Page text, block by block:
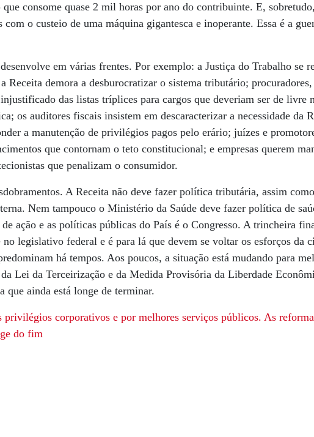
consome quase 2 mil horas por ano do contribuinte. E,
com o custeio de uma máquina gigantesca e inoperante. Essa é a
em várias frentes. Por exemplo: a Justiça do Trabalho se
Receita demora a desburocratizar o sistema tributário;
das listas tríplices para cargos que deveriam ser de livre
os auditores fiscais insistem em descaracterizar a necessidade da
a manutenção de privilégios pagos pelo erário; juízes e
que contornam o teto constitucional; e empresas querem
que penalizam o consumidor.
A Receita não deve fazer política tributária, assim
Nem tampouco o Ministério da Saúde deve fazer política de
ação e as políticas públicas do País é o Congresso. A trincheira
legislativo federal e é para lá que devem se voltar os esforços da
há tempos. Aos poucos, a situação está mudando para
Lei da Terceirização e da Medida Provisória da Liberdade
que ainda está longe de terminar.
privilégios corporativos e por melhores serviços públicos. As
do fim